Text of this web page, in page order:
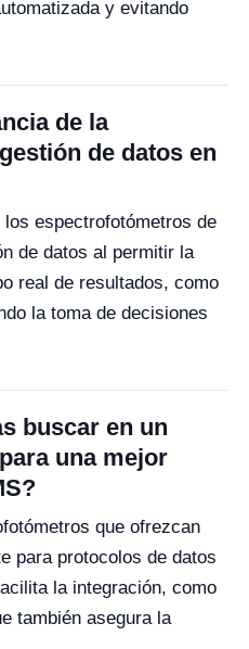
y evitando
de la
de datos en
espectrofotómetros de
de datos al permitir la
real de resultados, como
la toma de decisiones
buscar en un
una mejor
que ofrezcan
para protocolos de datos
la integración, como
también asegura la